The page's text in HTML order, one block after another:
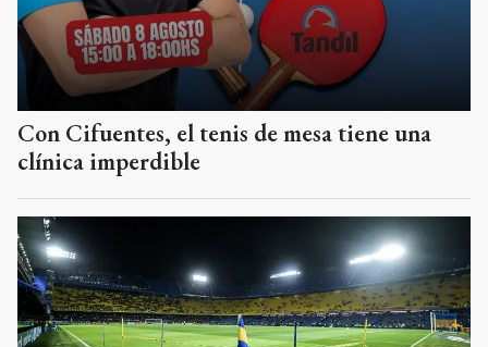
Con Cifuentes, el tenis de mesa tiene una
clínica imperdible